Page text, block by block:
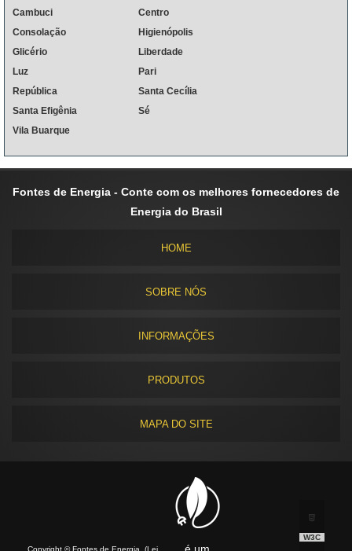
Cambuci
Centro
Consolação
Higienópolis
Glicério
Liberdade
Luz
Pari
República
Santa Cecília
Santa Efigênia
Sé
Vila Buarque
Fontes de Energia - Conte com os melhores fornecedores de
Energia do Brasil
HOME
SOBRE NÓS
INFORMAÇÕES
PRODUTOS
MAPA DO SITE
W3C